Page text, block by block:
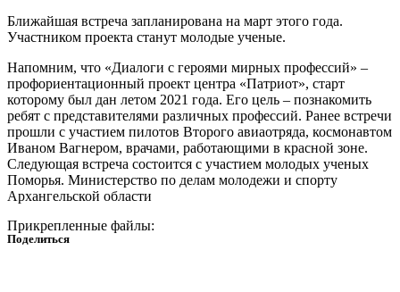
Ближайшая встреча запланирована на март этого года.
Участником проекта станут молодые ученые.
Напомним, что «Диалоги с героями мирных профессий» –
профориентационный проект центра «Патриот», старт
которому был дан летом 2021 года. Его цель – познакомить
ребят с представителями различных профессий. Ранее встречи
прошли с участием пилотов Второго авиаотряда, космонавтом
Иваном Вагнером, врачами, работающими в красной зоне.
Следующая встреча состоится с участием молодых ученых
Поморья. Министерство по делам молодежи и спорту
Архангельской области
Прикрепленные файлы:
Поделиться